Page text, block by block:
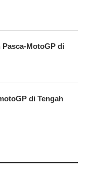
MotoGP di
di Tengah